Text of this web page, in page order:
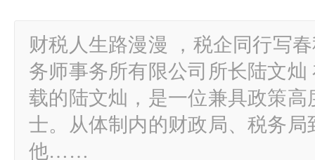
财税人生路漫漫 ，税企同行写
务师事务所有限公司所长陆文
载的陆文灿，是一位兼具政策
士。从体制内的财政局、税务
他……